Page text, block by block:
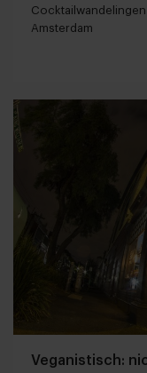
Amsterdam
Veganistisch: